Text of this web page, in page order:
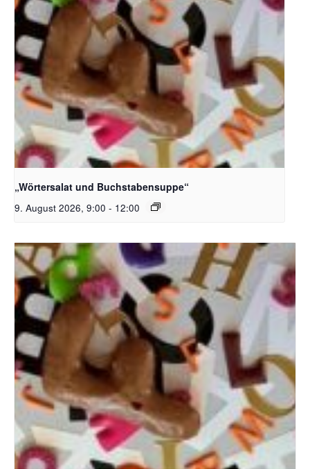
Bildquelle_ Pixabay Free_Christoph Meinersmann
„Wörtersalat und Buchstabensuppe“
9. August 2026, 9:00 - 12:00
Bildquelle_ Pixabay Free_Christoph Meinersmann